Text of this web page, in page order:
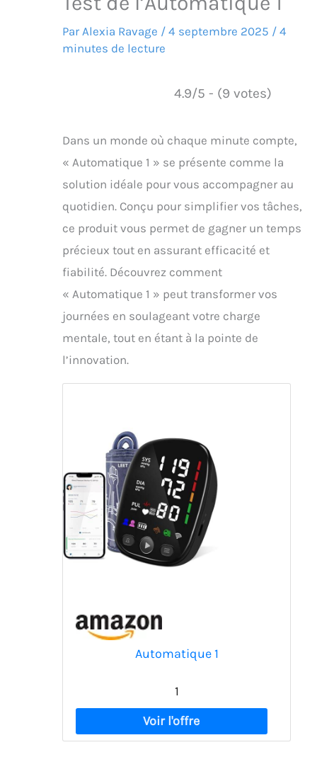
Par Alexia Ravage / 4 septembre 2025 / 4
minutes de lecture
4.9/5 - (9 votes)
Dans un monde où chaque minute compte,
« Automatique 1 » se présente comme la
solution idéale pour vous accompagner au
quotidien. Conçu pour simplifier vos tâches,
ce produit vous permet de gagner un temps
précieux tout en assurant efficacité et
fiabilité. Découvrez comment
« Automatique 1 » peut transformer vos
journées en soulageant votre charge
mentale, tout en étant à la pointe de
l’innovation.
Automatique 1
1